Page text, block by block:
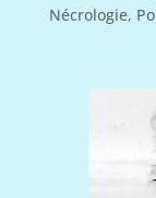
Nécrologie,